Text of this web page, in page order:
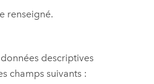
renseigné.
descriptives
champs suivants :